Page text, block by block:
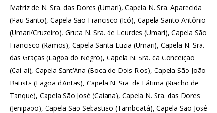
Matriz de N. Sra. das Dores (Umari), Capela N. Sra. Aparecida
(Pau Santo), Capela São Francisco (Icó), Capela Santo Antônio
(Umari/Cruzeiro), Gruta N. Sra. de Lourdes (Umari), Capela São
Francisco (Ramos), Capela Santa Luzia (Umari), Capela N. Sra.
das Graças (Lagoa do Negro), Capela N. Sra. da Conceição
(Cai-ai), Capela Sant’Ana (Boca de Dois Rios), Capela São João
Batista (Lagoa d’Antas), Capela N. Sra. de Fátima (Riacho de
Tanque), Capela São José (Caiana), Capela N. Sra. das Dores
(Jenipapo), Capela São Sebastião (Tamboatá), Capela São José